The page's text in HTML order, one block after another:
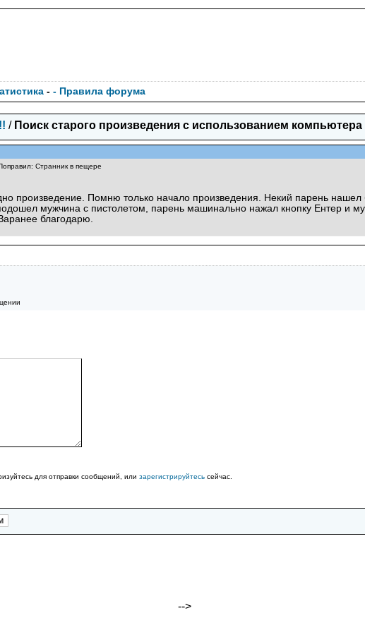
- - Правила форума
/ Поиск старого произведения с использованием компьютера
Странник в пещере
произведение. Помню только начало произведения. Некий парень нашел
мужчина с пистолетом, парень машинально нажал кнопку Eнтер и
благодарю.
для отправки сообщений, или зарегистрируйтесь сейчас.
-->